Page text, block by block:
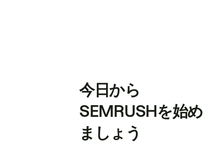
今日から
SEMRUSHを始め
ましょう